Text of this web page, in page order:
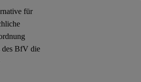
für
des BfV die